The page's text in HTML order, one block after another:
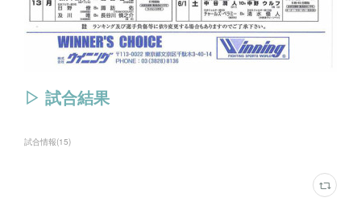
▷ 試合結果
試合情報(15)